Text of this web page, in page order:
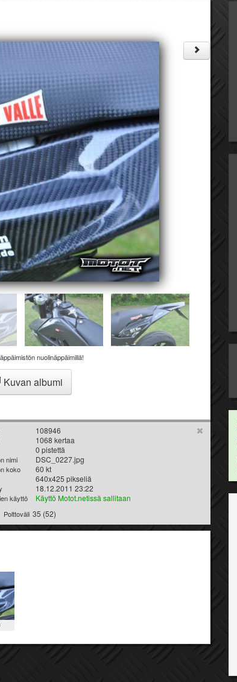
nuolinäppäimillä!
Kuvan albumi
108946
1068 kertaa
0 pistettä
nimi DSC_0227.jpg
koko 60 kt
640x425 pikseliä
18.12.2011 23:22
käyttö Käyttö Motot.netissä sallitaan
Polttoväli 35 (52)